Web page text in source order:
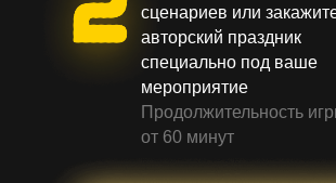
сценариев или
авторский праздник
специально под ваше
мероприятие
Продолжительность
от 60 минут